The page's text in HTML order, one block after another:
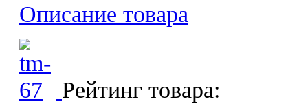
Описание товара
Рейтинг товара: